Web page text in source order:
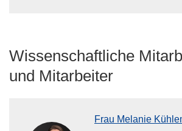
Wissenschaftliche
und Mitarbeiter
Frau Melanie